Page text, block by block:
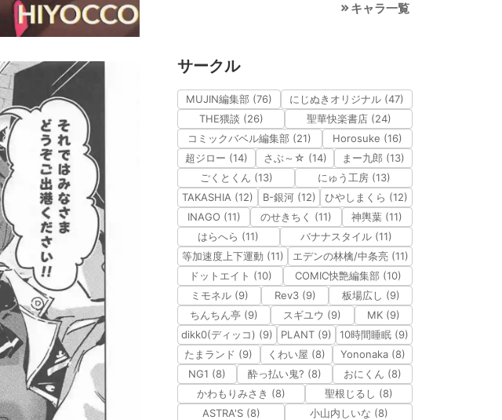
キャラ一覧
サークル
MUJIN編集部 (76)
にじぬきオリジナル (47)
THE猥談 (26)
聖華快楽書店 (24)
コミックバベル編集部 (21)
Horosuke (16)
超ジロー (14)
さぶ～☆ (14)
まー九郎 (13)
ごくとくん (13)
にゅう工房 (13)
TAKASHIA (12)
B-銀河 (12)
ひやしまくら (12)
INAGO (11)
のせきちく (11)
神輿葉 (11)
はらへら (11)
バナナスタイル (11)
等加速度上下運動 (11)
エデンの林檎/中条亮 (11)
ドットエイト (10)
COMIC快艶編集部 (10)
ミモネル (9)
Rev3 (9)
板場広し (9)
ちんちん亭 (9)
スギユウ (9)
MK (9)
dikk0(ディッコ) (9)
PLANT (9)
10時間睡眠 (9)
たまランド (9)
くわい屋 (8)
Yononaka (8)
NG1 (8)
酔っ払い鬼? (8)
おにくん (8)
かわもりみさき (8)
聖根じるし (8)
ASTRA'S (8)
小山内しいな (8)